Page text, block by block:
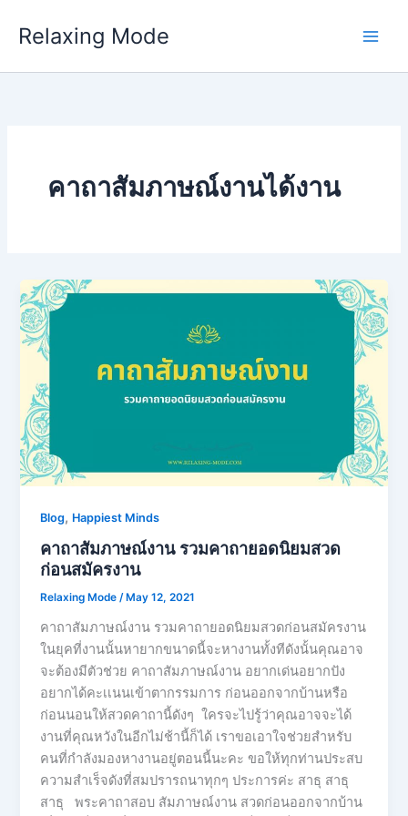
Relaxing Mode
คาถาสัมภาษณ์งานได้งาน
Blog, Happiest Minds
คาถาสัมภาษณ์งาน รวมคาถายอดนิยมสวด
ก่อนสมัครงาน
Relaxing Mode/ May 12, 2021
คาถาสัมภาษณ์งาน รวมคาถายอดนิยมสวดก่อนสมัครงาน
ในยุคที่งานนั้นหายากขนาดนี้จะหางานทั้งทีดังนั้นคุณอาจ
จะต้องมีตัวช่วย คาถาสัมภาษณ์งาน อยากเด่นอยากปัง
อยากได้คะเเนนเข้าตากรรมการ ก่อนออกจากบ้านหรือ
ก่อนนอนให้สวดคาถานี้ดังๆ ใครจะไปรู้ว่าคุณอาจจะได้
งานที่คุณหวังในอีกไม่ช้านี้ก็ได้ เราขอเอาใจช่วยสำหรับ
คนที่กำลังมองหางานอยู่ตอนนี้นะคะ ขอให้ทุกท่านประสบ
ความสำเร็จดังที่สมปรารถนาทุกๆ ประการค่ะ สาธุ สาธุ
สาธุ พระคาถาสอบ สัมภาษณ์งาน สวดก่อนออกจากบ้าน